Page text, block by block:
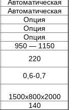
Автоматическая
Автоматическая
Опция
Опция
Опция
950 — 1150
220
0,6-0,7
1500х800х2000
140